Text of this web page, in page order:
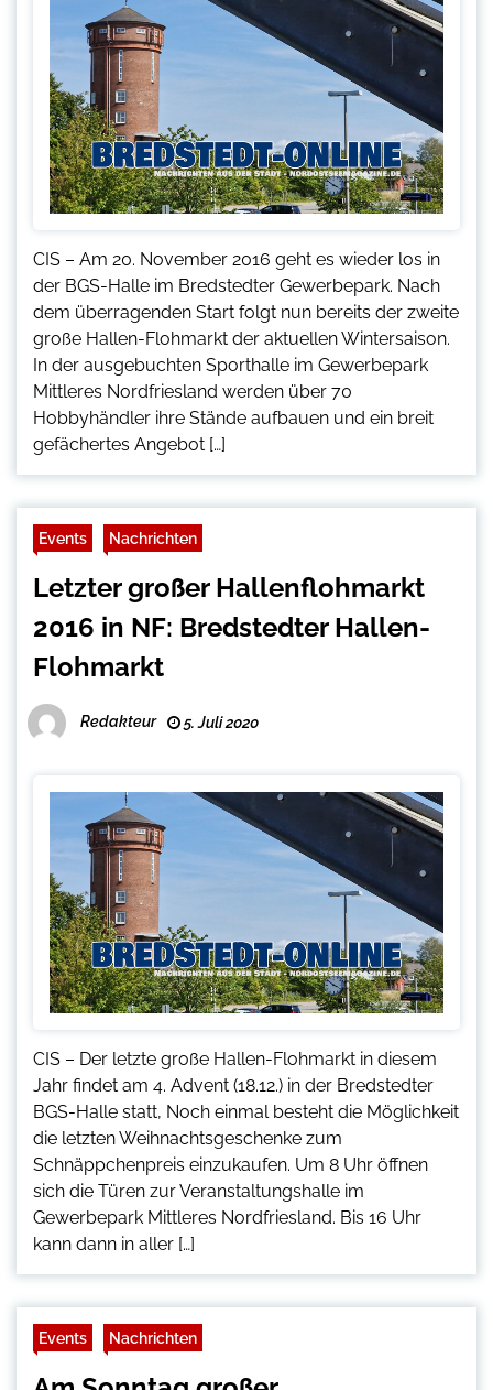
CIS – Am 20. November 2016 geht es wieder los in
der BGS-Halle im Bredstedter Gewerbepark. Nach
dem überragenden Start folgt nun bereits der zweite
große Hallen-Flohmarkt der aktuellen Wintersaison.
In der ausgebuchten Sporthalle im Gewerbepark
Mittleres Nordfriesland werden über 70
Hobbyhändler ihre Stände aufbauen und ein breit
gefächertes Angebot […]
Events Nachrichten
Letzter großer Hallenflohmarkt
2016 in NF: Bredstedter Hallen-
Flohmarkt
Redakteur 5. Juli 2020
CIS – Der letzte große Hallen-Flohmarkt in diesem
Jahr findet am 4. Advent (18.12.) in der Bredstedter
BGS-Halle statt, Noch einmal besteht die Möglichkeit
die letzten Weihnachtsgeschenke zum
Schnäppchenpreis einzukaufen. Um 8 Uhr öffnen
sich die Türen zur Veranstaltungshalle im
Gewerbepark Mittleres Nordfriesland. Bis 16 Uhr
kann dann in aller […]
Events Nachrichten